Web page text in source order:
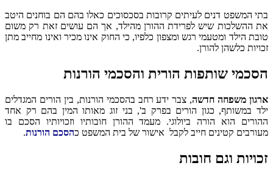
בתי המשפט דנים לעיתים קרובות בסכסוכים כאלו בהם הם בוחנים היטב
את ההשלכות שיש לפרידת ההורן מהילד, אך הם עושים זאת רק משום
טובת הילד ומטעמי רגש ומצפון כלפיו, כי החוק אינו מכיר ואינו מחייב מתן
זכויות כלשהן להורן.
הסכמי שותפות הורית והסכמי הורנות
ארגון משפחה חדשה, צבר ידע רחב בהסכמי הורנות, בין הורים המגדלים
ילד במשותף, כגון הורים בפרק ב', בני זוג מאותו המין בהם רק אחד
ההורים הוא הורה ביולוגי. מעמד ההורן חובותיו וזכויותיו הסכם בו
מעורבים קטינים חייב לקבל אישור של בית המשפט כהסכם הורנות.
זכויות וגם חובות